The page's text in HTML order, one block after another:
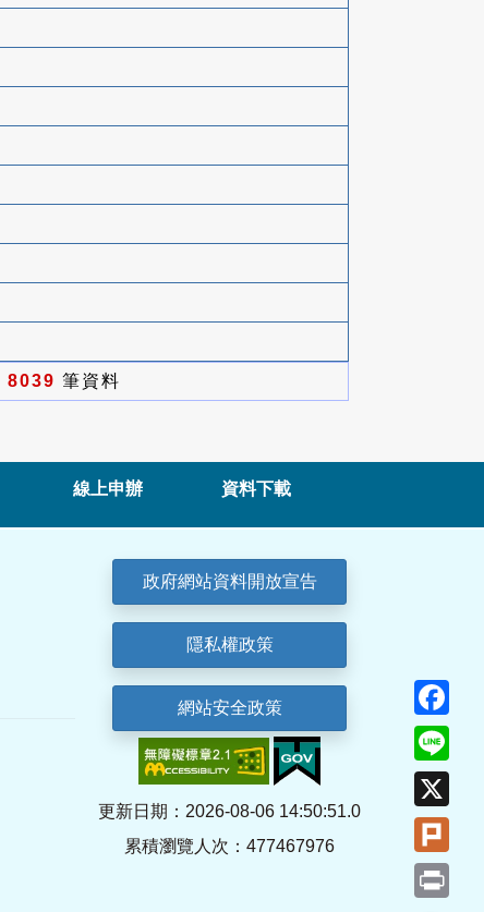
8039 筆資料
線上申辦 資料下載
政府網站資料開放宣告
隱私權政策
網站安全政策
更新日期：2026-08-06 14:50:51.0
累積瀏覽人次：477467976